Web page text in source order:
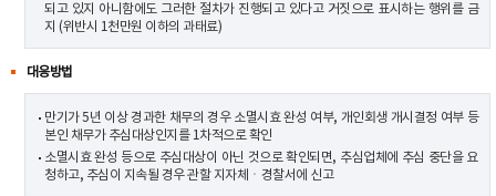
되고 있지 아니함에도 그러한 절차가 진행되고 있다고 거짓으로 표시하는 행위를 금
지 (위반시 1천만원 이하의 과태료)
대응방법
만기가 5년 이상 경과한 채무의 경우 소멸시효 완성 여부, 개인회생 개시결정 여부 등
본인 채무가 추심대상인지를 1차적으로 확인
소멸시효 완성 등으로 추심대상이 아닌 것으로 확인되면, 추심업체에 추심 중단을 요
청하고, 추심이 지속될 경우 관할 지자체ㆍ경찰서에 신고